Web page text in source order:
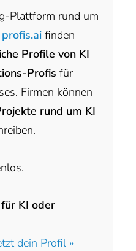
Plattform rund um
profis.ai finden
Profile von KI
Profis für
Firmen können
rund um KI
KI oder
dein Profil »